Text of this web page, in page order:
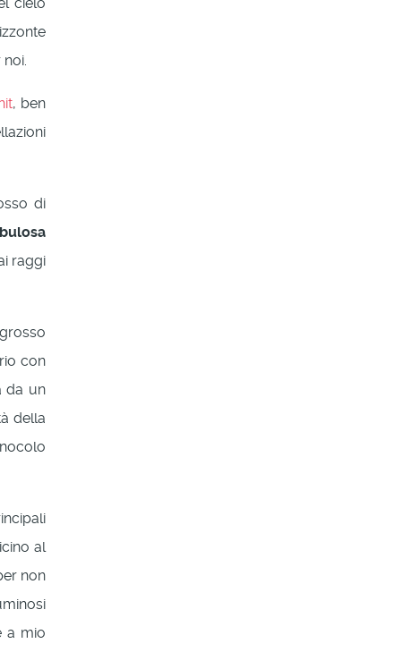
cielo
, ben
di
raggi
con
da un
della
al
non
a mio